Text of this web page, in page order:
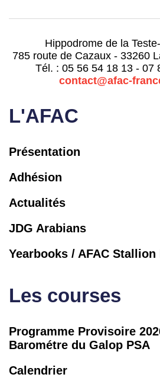
L'AFAC
Présentation
Adhésion
Actualités
JDG Arabians
Yearbooks / AFAC Stallion
Les courses
Programme Provisoire
Barométre du Galop PSA
Calendrier
Hippodrome de la
785 route de Cazaux - 33260
Tél. : 05 56 54 18 13 - 07
contact@afac-